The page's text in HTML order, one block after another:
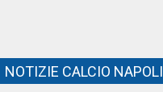
NOTIZIE CALCIO NAPOLI